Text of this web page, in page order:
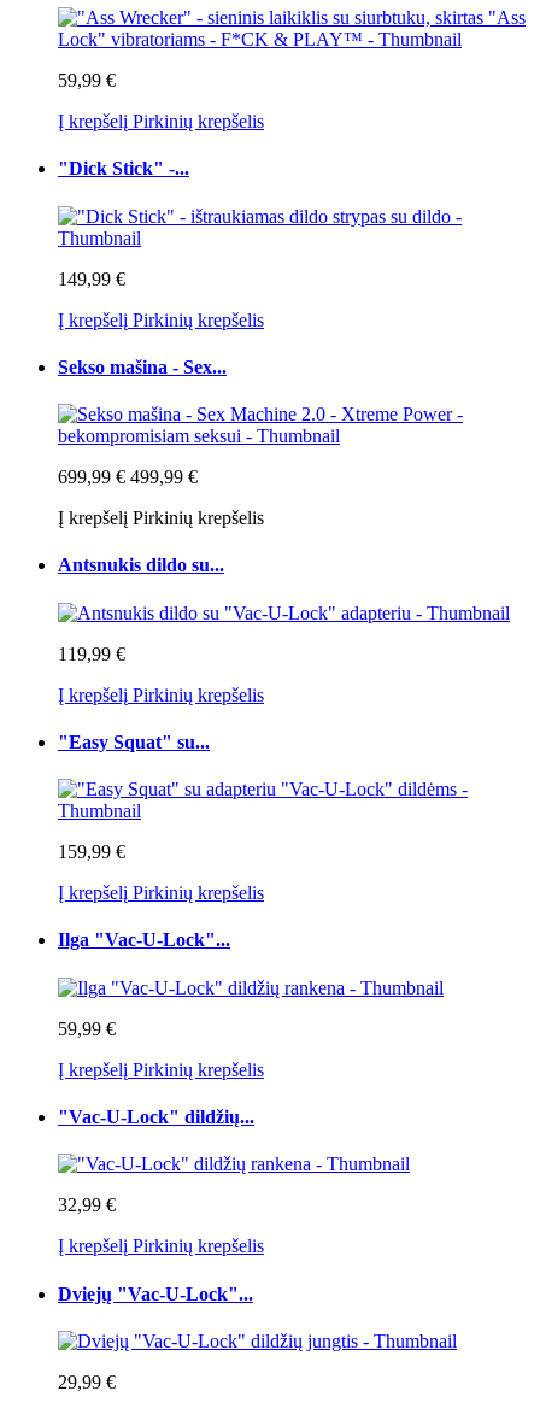
59,99 €
Į krepšelį Pirkinių krepšelis
"Dick Stick" -...
149,99 €
Į krepšelį Pirkinių krepšelis
Sekso mašina - Sex...
699,99 € 499,99 €
Į krepšelį Pirkinių krepšelis
Antsnukis dildo su...
119,99 €
Į krepšelį Pirkinių krepšelis
"Easy Squat" su...
159,99 €
Į krepšelį Pirkinių krepšelis
Ilga "Vac-U-Lock"...
59,99 €
Į krepšelį Pirkinių krepšelis
"Vac-U-Lock" dildžių...
32,99 €
Į krepšelį Pirkinių krepšelis
Dviejų "Vac-U-Lock"...
29,99 €